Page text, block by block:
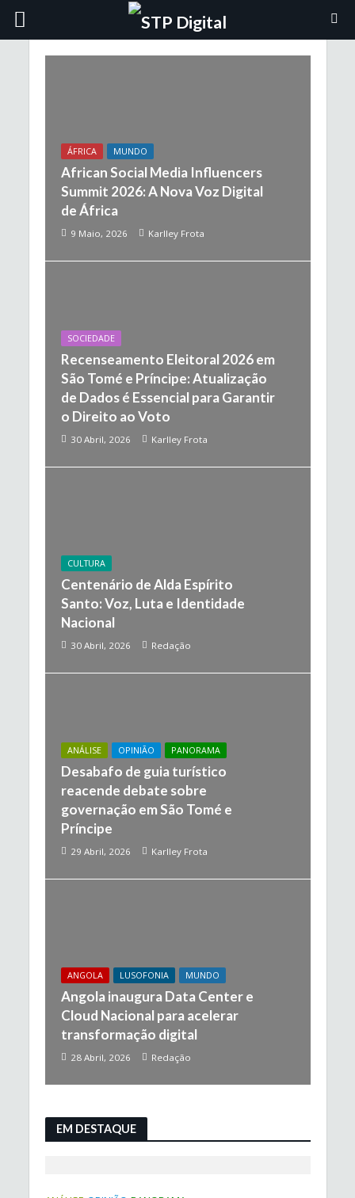
ÁFRICA MUNDO
African Social Media Influencers
Summit 2026: A Nova Voz Digital
de África
9 Maio, 2026 Karlley Frota
SOCIEDADE
Recenseamento Eleitoral 2026 em
São Tomé e Príncipe: Atualização
de Dados é Essencial para Garantir
o Direito ao Voto
30 Abril, 2026 Karlley Frota
CULTURA
Centenário de Alda Espírito
Santo: Voz, Luta e Identidade
Nacional
30 Abril, 2026 Redação
ANÁLISE OPINIÃO PANORAMA
Desabafo de guia turístico
reacende debate sobre
governação em São Tomé e
Príncipe
29 Abril, 2026 Karlley Frota
ANGOLA LUSOFONIA MUNDO
Angola inaugura Data Center e
Cloud Nacional para acelerar
transformação digital
28 Abril, 2026 Redação
EM DESTAQUE